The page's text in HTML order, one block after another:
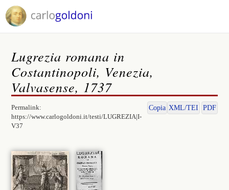
Lugrezia romana in
Costantinopoli, Venezia,
Valvasense, 1737
Permalink:
https://www.carlogoldoni.it/testi/LUGREZIA|I-
V37
Copia XML/TEI PDF